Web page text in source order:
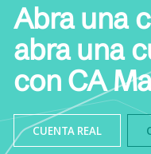
Abra una
abra una
con CA
CUENTA REAL